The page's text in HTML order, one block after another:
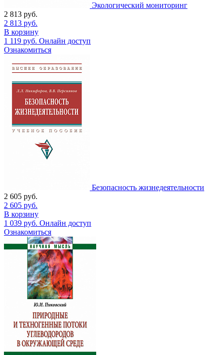
Экологический мониторинг
2 813 руб.
2 813 руб.
В корзину
1 119 руб. Онлайн доступ
Ознакомиться
Безопасность жизнедеятельности
2 605 руб.
2 605 руб.
В корзину
1 039 руб. Онлайн доступ
Ознакомиться